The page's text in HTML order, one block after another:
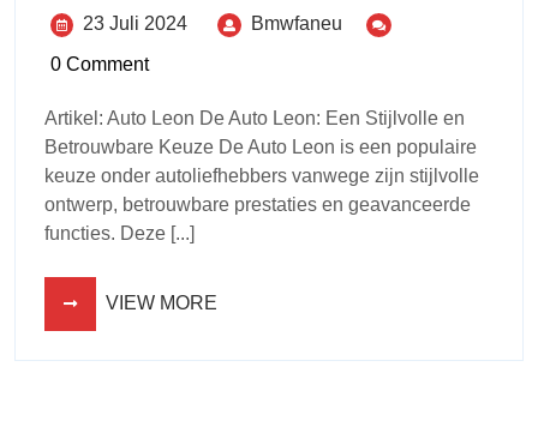
23 Juli 2024
Bmwfaneu
0 Comment
Artikel: Auto Leon De Auto Leon: Een Stijlvolle en
Betrouwbare Keuze De Auto Leon is een populaire
keuze onder autoliefhebbers vanwege zijn stijlvolle
ontwerp, betrouwbare prestaties en geavanceerde
functies. Deze [...]
VIEW MORE